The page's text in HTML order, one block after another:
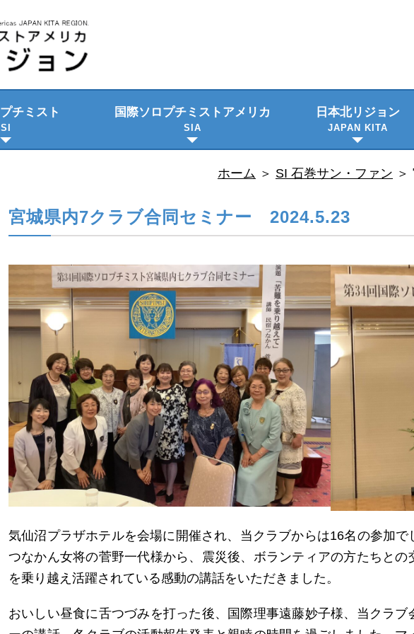
チミスト
SI
国際ソロプチミスト アメリカ
SIA
ビジョン・使命
プロジェクト
日本語資料
日本北リジョン
JAPAN KITA
理事会のご紹介
委員会メンバー
ホーム ＞ SI 石巻サン・ファン ＞
宮城県内7クラブ合同セミナー 2024.5.23
気仙沼プラザホテルを会場に開催され、当クラブからは16名の参加
つなかん女将の菅野一代様から、震災後、ボランティアの方たちと
を乗り越え活躍されている感動の講話をいただきました。
おいしい昼食に舌つづみを打った後、国際理事遠藤妙子様、当クラ